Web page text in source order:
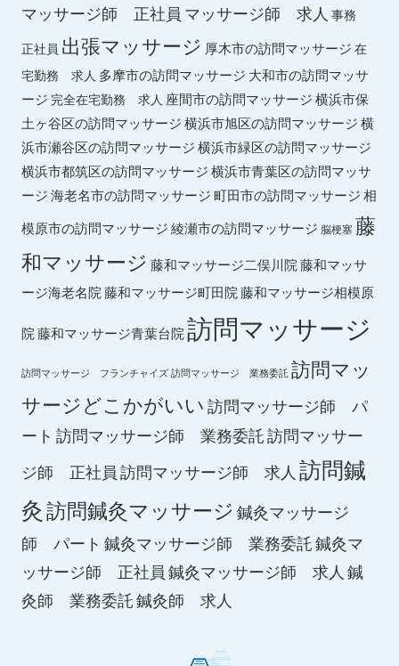
マッサージ師 正社員 マッサージ師 求人 事務
正社員 出張マッサージ 厚木市の訪問マッサージ 在
宅勤務 求人 多摩市の訪問マッサージ 大和市の訪問マッサ
ージ 完全在宅勤務 求人 座間市の訪問マッサージ横浜市保
土ヶ谷区の訪問マッサージ横浜市旭区の訪問マッサージ横
浜市瀬谷区の訪問マッサージ横浜市緑区の訪問マッサージ
横浜市都筑区の訪問マッサージ横浜市青葉区の訪問マッサ
ージ海老名市の訪問マッサージ町田市の訪問マッサージ相
模原市の訪問マッサージ綾瀬市の訪問マッサージ 脳梗塞藤
和マッサージ 藤和マッサージ二俣川院藤和マッサ
ージ海老名院藤和マッサージ町田院藤和マッサージ相模原
院藤和マッサージ青葉台院訪問マッサージ
訪問マッサージ フランチャイズ 訪問マッサージ 業務委託 訪問マッ
サージどこかがいい 訪問マッサージ師 パ
ート 訪問マッサージ師 業務委託訪問マッサー
ジ師 正社員 訪問マッサージ師 求人 訪問鍼
灸訪問鍼灸マッサージ 鍼灸マッサージ
師 パート 鍼灸マッサージ師 業務委託鍼灸マ
ッサージ師 正社員 鍼灸マッサージ師 求人 鍼
灸師 業務委託鍼灸師 求人